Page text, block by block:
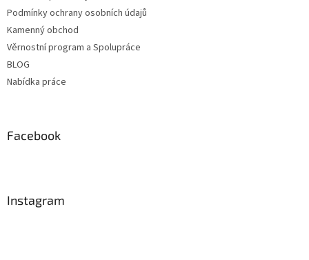
Podmínky ochrany osobních údajů
Kamenný obchod
Věrnostní program a Spolupráce
BLOG
Nabídka práce
Facebook
Instagram